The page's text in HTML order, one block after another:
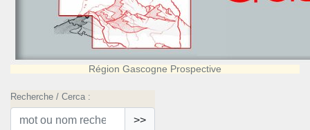
Région Gascogne Prospective
Recherche / Cerca :
>>